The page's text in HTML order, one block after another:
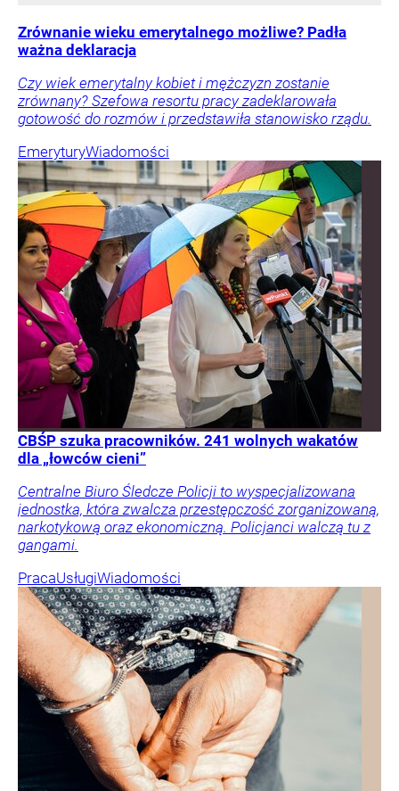
Zrównanie wieku emerytalnego możliwe? Padła
ważna deklaracja
Czy wiek emerytalny kobiet i mężczyzn zostanie
zrównany? Szefowa resortu pracy zadeklarowała
gotowość do rozmów i przedstawiła stanowisko rządu.
EmeryturyWiadomości
CBŚP szuka pracowników. 241 wolnych wakatów
dla „łowców cieni”
Centralne Biuro Śledcze Policji to wyspecjalizowana
jednostka, która zwalcza przestępczość zorganizowaną,
narkotykową oraz ekonomiczną. Policjanci walczą tu z
gangami.
PracaUsługiWiadomości